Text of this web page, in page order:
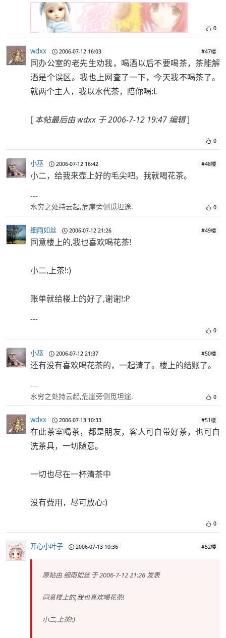
0
wdxx 2006-07-12 16:03 #47楼
同办公室的老先生劝我，喝酒以后不要喝茶，茶能解
酒是个误区。我也上网查了一下，今天我不喝茶了。
就两个主人，我以水代茶，陪你喝:L
[ 本帖最后由 wdxx 于 2006-7-12 19:47 编辑]
0
小巫 2006-07-12 16:42 #48楼
小二，给我来壶上好的毛尖吧。我就喝花茶。
---
水穷之处持云起,危崖旁侧觅坦途.
0
细雨如丝 2006-07-12 21:26 #49楼
同意楼上的,我也喜欢喝花茶!
小二,上茶!:)
账单就给楼上的好了,谢谢!:P
---
0
小巫 2006-07-12 21:37 #50楼
还有没有喜欢喝花茶的，一起请了。楼上的结账了。
---
水穷之处持云起,危崖旁侧觅坦途.
0
wdxx 2006-07-13 10:33 #51楼
在此茶室喝茶，都是朋友，客人可自带好茶，也可自
洗茶具，一切随意。
一切也尽在一杯清茶中
没有费用，尽可放心:)
0
开心小叶子 2006-07-13 10:36 #52楼
原帖由细雨如丝于 2006-7-12 21:26 发表
同意楼上的,我也喜欢喝花茶!
小二,上茶!:)